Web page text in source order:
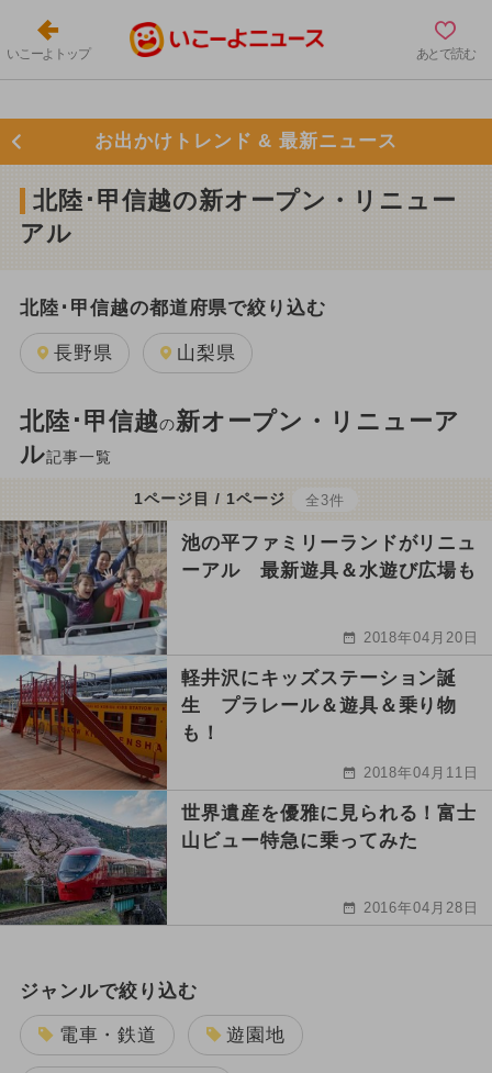
いこーよトップ あとで読む
お出かけトレンド & 最新ニュース
北陸･甲信越の新オープン・リニュー
アル
北陸･甲信越の都道府県で絞り込む
長野県 山梨県
北陸･甲信越の新オープン・リニューア
ル記事一覧
1ページ目 / 1ページ 全3件
池の平ファミリーランドがリニュ
ーアル 最新遊具＆水遊び広場も
2018年04月20日
軽井沢にキッズステーション誕
生 プラレール＆遊具＆乗り物
も！
2018年04月11日
世界遺産を優雅に見られる！富士
山ビュー特急に乗ってみた
2016年04月28日
ジャンルで絞り込む
電車・鉄道 遊園地